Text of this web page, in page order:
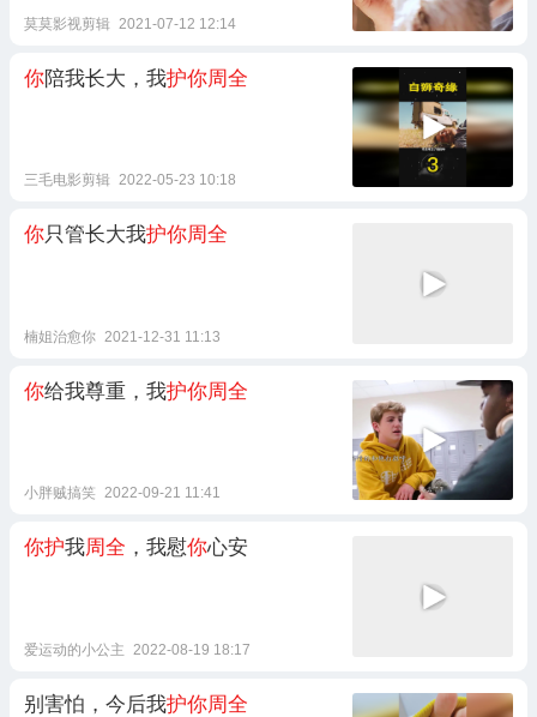
莫莫影视剪辑 2021-07-12 12:14
你陪我长大，我护你周全
三毛电影剪辑 2022-05-23 10:18
你只管长大我护你周全
楠姐治愈你 2021-12-31 11:13
你给我尊重，我护你周全
小胖贼搞笑 2022-09-21 11:41
你护我周全 ，我慰你心安
爱运动的小公主 2022-08-19 18:17
别害怕，今后我护你周全